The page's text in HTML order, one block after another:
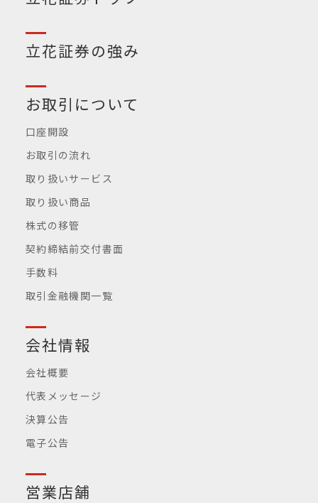
立花証券の強み
お取引について
口座開設
お取引の流れ
取り扱いサービス
取り扱い商品
株式の移管
契約締結前交付書面
手数料
取引金融機関一覧
会社情報
会社概要
代表メッセージ
決算公告
電子公告
営業店舗